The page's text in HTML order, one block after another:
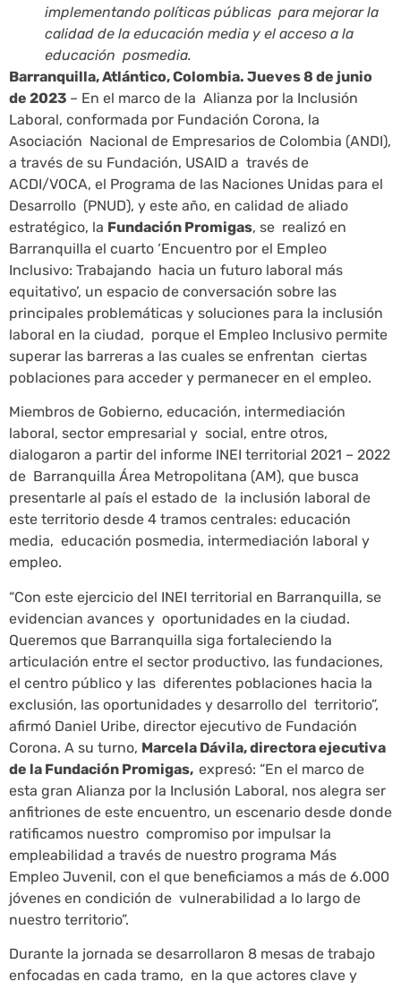
implementando políticas públicas para mejorar la
calidad de la educación media y el acceso a la
educación posmedia.
Barranquilla, Atlántico, Colombia. Jueves 8 de junio
de 2023 – En el marco de la Alianza por la Inclusión
Laboral, conformada por Fundación Corona, la
Asociación Nacional de Empresarios de Colombia (ANDI),
a través de su Fundación, USAID a través de
ACDI/VOCA, el Programa de las Naciones Unidas para el
Desarrollo (PNUD), y este año, en calidad de aliado
estratégico, la Fundación Promigas, se realizó en
Barranquilla el cuarto ‘Encuentro por el Empleo
Inclusivo: Trabajando hacia un futuro laboral más
equitativo’, un espacio de conversación sobre las
principales problemáticas y soluciones para la inclusión
laboral en la ciudad, porque el Empleo Inclusivo permite
superar las barreras a las cuales se enfrentan ciertas
poblaciones para acceder y permanecer en el empleo.
Miembros de Gobierno, educación, intermediación
laboral, sector empresarial y social, entre otros,
dialogaron a partir del informe INEI territorial 2021 – 2022
de Barranquilla Área Metropolitana (AM), que busca
presentarle al país el estado de la inclusión laboral de
este territorio desde 4 tramos centrales: educación
media, educación posmedia, intermediación laboral y
empleo.
“Con este ejercicio del INEI territorial en Barranquilla, se
evidencian avances y oportunidades en la ciudad.
Queremos que Barranquilla siga fortaleciendo la
articulación entre el sector productivo, las fundaciones,
el centro público y las diferentes poblaciones hacia la
exclusión, las oportunidades y desarrollo del territorio”,
afirmó Daniel Uribe, director ejecutivo de Fundación
Corona. A su turno, Marcela Dávila, directora ejecutiva
de la Fundación Promigas, expresó: “En el marco de
esta gran Alianza por la Inclusión Laboral, nos alegra ser
anfitriones de este encuentro, un escenario desde donde
ratificamos nuestro compromiso por impulsar la
empleabilidad a través de nuestro programa Más
Empleo Juvenil, con el que beneficiamos a más de 6.000
jóvenes en condición de vulnerabilidad a lo largo de
nuestro territorio”.
Durante la jornada se desarrollaron 8 mesas de trabajo
enfocadas en cada tramo, en la que actores clave y